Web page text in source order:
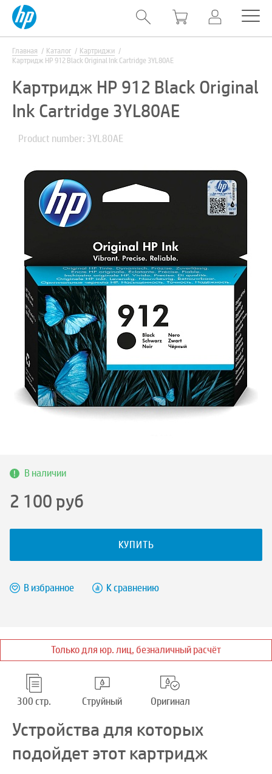
Главная Каталог
Картриджи
Картридж HP 912 Black Original Ink Cartridge 3YL80AE
Картридж HP 912 Black Original
Ink Cartridge 3YL80AE
Product number: 3YL80AE
В наличии
2 100 руб
КУПИТЬ
В избранное К сравнению
Только для юр. лиц, безналичный расчёт
300 стр. Струйный Оригинал
Устройства для которых
подойдет этот картридж